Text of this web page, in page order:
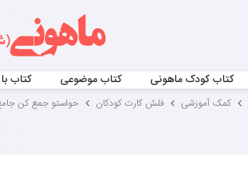
کتاب کودک ماهونی کتاب موضوعی کتاب
کمک آموزشی فلش کارت کودکان حواستو جمع کن